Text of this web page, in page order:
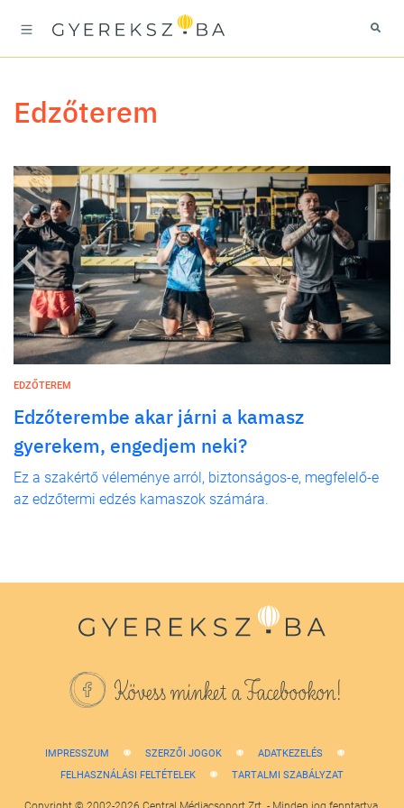
edzőterem
EDZŐTEREM
Edzőterembe akar járni a kamasz
gyerekem, engedjem neki?
Ez a szakértő véleménye arról, biztonságos-e, megfelelő-e
az edzőtermi edzés kamaszok számára.
Kövess minket a Facebookon!
IMPRESSZUM SZERZŐI JOGOK
ADATKEZELÉS
FELHASZNÁLÁSI FELTÉTELEK
TARTALMI SZABÁLYZAT